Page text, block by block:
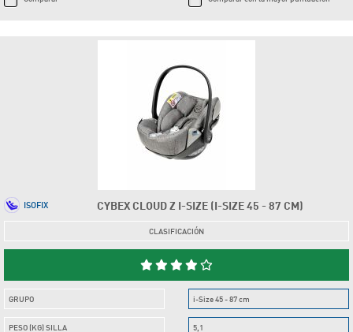
CYBEX CLOUD Z I-SIZE (I-SIZE 45 - 87 CM)
ISOFIX
CLASIFICACIÓN
GRUPO
PESO (KG) SILLA
i-Size 45 - 87 cm
5,1